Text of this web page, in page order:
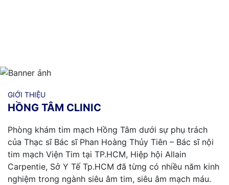
GIỚI THIỆU
HỒNG TÂM CLINIC
Phòng khám tim mạch Hồng Tâm dưới sự phụ trách
của Thạc sĩ Bác sĩ Phan Hoàng Thủy Tiên – Bác sĩ nội
tim mạch Viện Tim tại TP.HCM, Hiệp hội Allain
Carpentie, Sở Y Tế Tp.HCM đã từng có nhiều năm kinh
nghiệm trong ngành siêu âm tim, siêu âm mạch máu.